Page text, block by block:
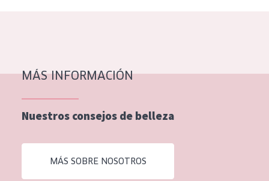
Piel normal y seca
Piel mixata o grasa
Piel madura
Piel expuesta al sol
Piel menopáusica
MÁS INFORMACIÓN
Nuestros consejos de belleza
MÁS SOBRE NOSOTROS